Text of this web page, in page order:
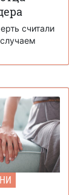
считали